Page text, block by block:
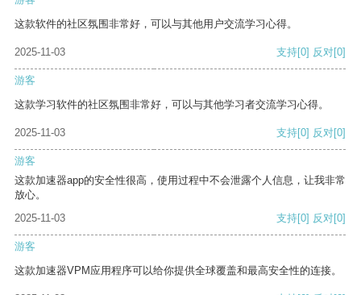
这款软件的社区氛围非常好，可以与其他用户交流学习心得。
2025-11-03 支持[0] 反对[0]
游客
这款学习软件的社区氛围非常好，可以与其他学习者交流学习心得。
2025-11-03 支持[0] 反对[0]
游客
这款加速器app的安全性很高，使用过程中不会泄露个人信息，让我非常
放心。
2025-11-03
支持[0] 反对[0]
游客
这款加速器VPM应用程序可以给你提供全球覆盖和最高安全性的连接。